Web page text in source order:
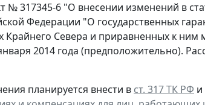
№ 317345-6 "О внесении изменений в
Федерации "О государственных
Севера и приравненных к ним
2014 года (предположительно).
планируется внести в ст. 317 ТК РФ и